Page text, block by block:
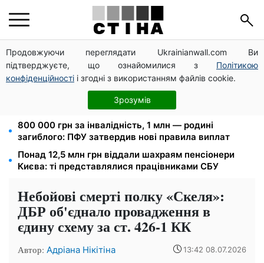
Продовжуючи переглядати Ukrainianwall.com Ви
підтверджуєте, що ознайомилися з Політикою
конфіденційності і згодні з використанням файлів cookie.
Зрозумів
Прикував кайданками до драбини на всю ніч: на
Закарпатті судитимуть працівника ТЦК за
катування
Зарплата 30 000 грн — пенсія 11 500 грн: ПФУ
пояснив, як розрахувати виплати у 2026 році
800 000 грн за інвалідність, 1 млн — родині
загиблого: ПФУ затвердив нові правила виплат
Понад 12,5 млн грн віддали шахраям пенсіонери
Києва: ті представлялися працівниками СБУ
Небойові смерті полку «Скеля»:
ДБР об'єднало провадження в
єдину схему за ст. 426-1 КК
Автор: Адріана Нікітіна 13:42 08.07.2026